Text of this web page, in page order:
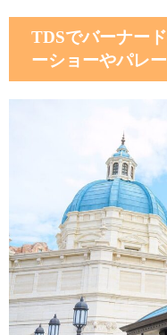
TDSでバーナー
ーショーやパレ